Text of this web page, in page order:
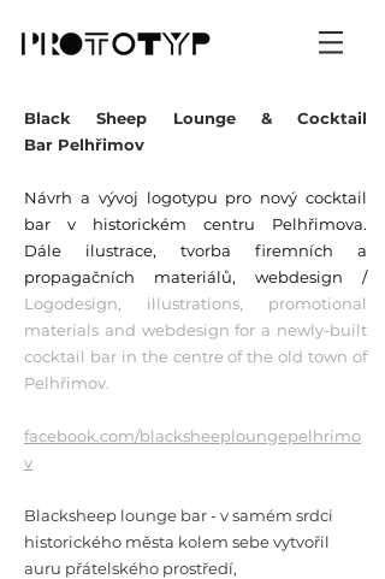
Black Sheep Lounge & Cocktail
Bar Pelhřimov
Návrh a vývoj logotypu pro nový cocktail
bar v historickém centru Pelhřimova.
Dále ilustrace, tvorba firemních a
propagačních materiálů, webdesign /
Logodesign, illustrations, promotional
materials and webdesign for a newly-built
cocktail bar in the centre of the old town of
Pelhřimov.
facebook.com/blacksheeploungepelhrimo
v
Blacksheep lounge bar - v samém srdci
historického města kolem sebe vytvořil
auru přátelského prostředí,